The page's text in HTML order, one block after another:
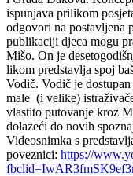
ispunjava prilikom
odgovori na postavljena
publikaciji djeca mogu
Mišo. On je
likom predstavlja spoj
Vodič. Vodič je
male (i velike)
vlastito putovanje kroz
dolazeći do novih
Videosnimka s
poveznici: https://